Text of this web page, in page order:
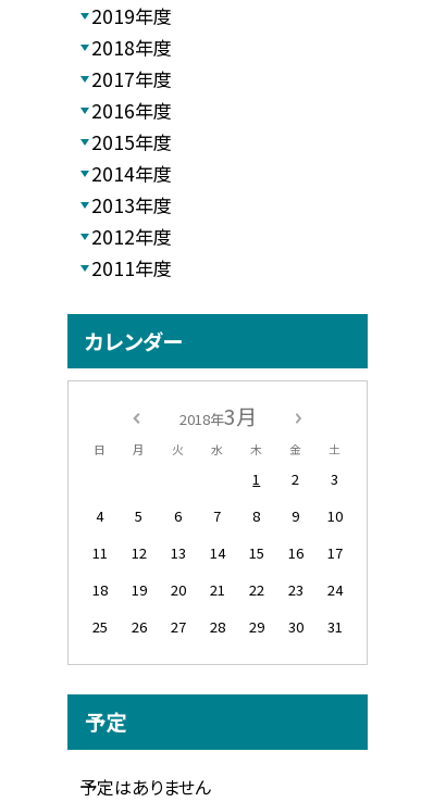
2019年度
2018年度
2017年度
2016年度
2015年度
2014年度
2013年度
2012年度
2011年度
カレンダー
2018年3月
日 月 火 水 木 金 土
1 2
3
4
5 6 7 8 9
10
11
12 13 14 15 16
17
18
19 20 21 22 23
24
25
26 27 28 29 30 31
予定
予定はありません